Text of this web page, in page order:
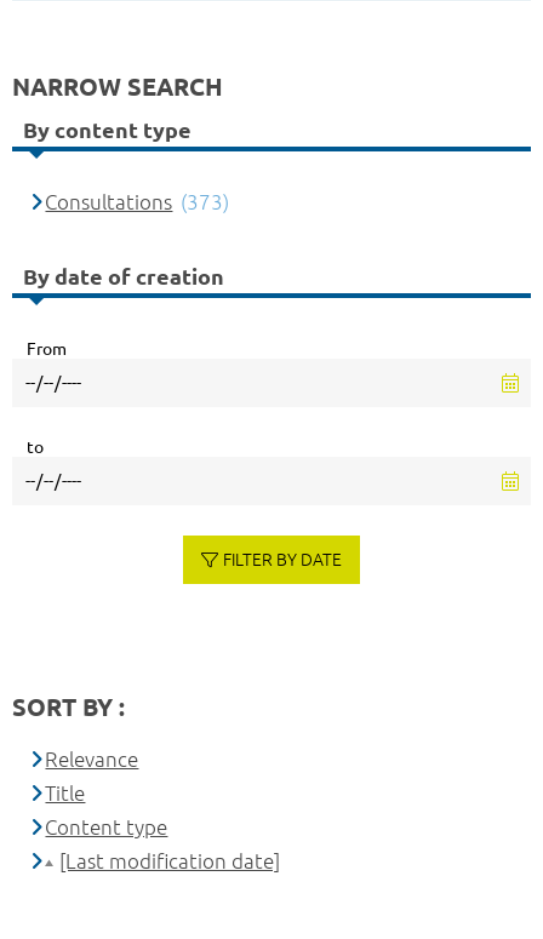
NARROW SEARCH
By content type
Consultations (373)
By date of creation
From
to
FILTER BY DATE
SORT BY :
Relevance
Title
Content type
[Last modification date]